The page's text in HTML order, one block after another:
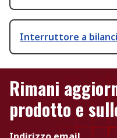
Interruttore a
Rimani
prodotto e